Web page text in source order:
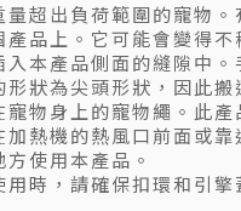
超出負荷範圍的寵物。
品上。它可能會變得不
本產品側面的縫隙中。
狀為尖頭形狀，因此搬
物身上的寵物繩。此產
熱機的熱風口前面或靠
使用本產品。
時，請確保扣環和引擎